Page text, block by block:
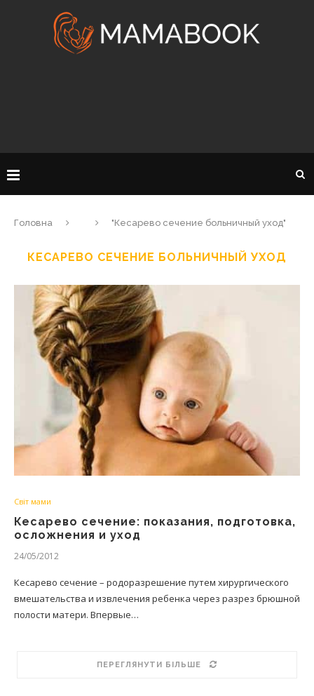
Головна "Кесарево сечение больничный уход"
КЕСАРЕВО СЕЧЕНИЕ БОЛЬНИЧНЫЙ УХОД
Світ мами
Кесарево сечение: показания, подготовка,
осложнения и уход
24/05/2012
Кесарево сечение – родоразрешение путем хирургического
вмешательства и извлечения ребенка через разрез брюшной
полости матери. Впервые…
ПЕРЕГЛЯНУТИ БІЛЬШЕ